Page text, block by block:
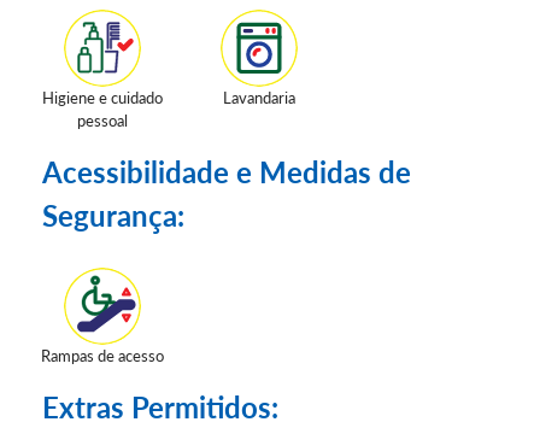
Higiene e cuidado
pessoal
Lavandaria
Acessibilidade e Medidas de
Segurança:
Rampas de acesso
Extras Permitidos: